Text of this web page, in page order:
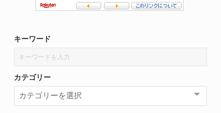
キーワード
カテゴリー